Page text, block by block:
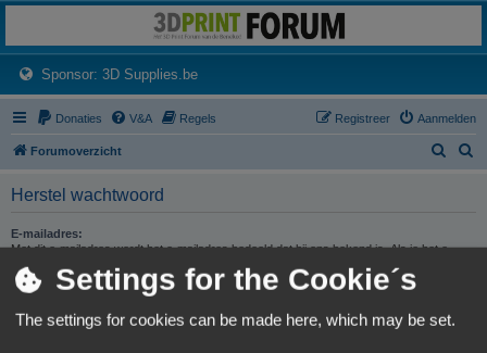
Het 3D print forum van de Benelux na de sluiting van 3dprintforum.nl
Sponsor: 3D Supplies.be(Opens a new tab)
Donaties V&A Regels Aanmelden
Registreer
Forumoverzicht
Herstel wachtwoord
E-mailadres:
Met dit e-mailadres wordt het e-mailadres bedoeld dat bij ons bekend is. Als je het e-
mailadres nog nooit hebt gewijzigd, is dit het e-mailadres dat je hebt gebruikt bij de
registratie.Settings for the Cookie´s
The settings for cookies can be made here, which may be set.